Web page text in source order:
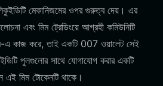
মেকানিজমের ওপর গুরুত্ব দেয়। এর
এবং মিম ট্রেডিংয়ে আগ্রহী কমিউনিটি
এ কাজ করে, তাই একটি 007 ওয়ালেট সেই
পুলগুলোর সাথে যোগাযোগ করার একটি
এই মিম টোকেনটি থাকে।